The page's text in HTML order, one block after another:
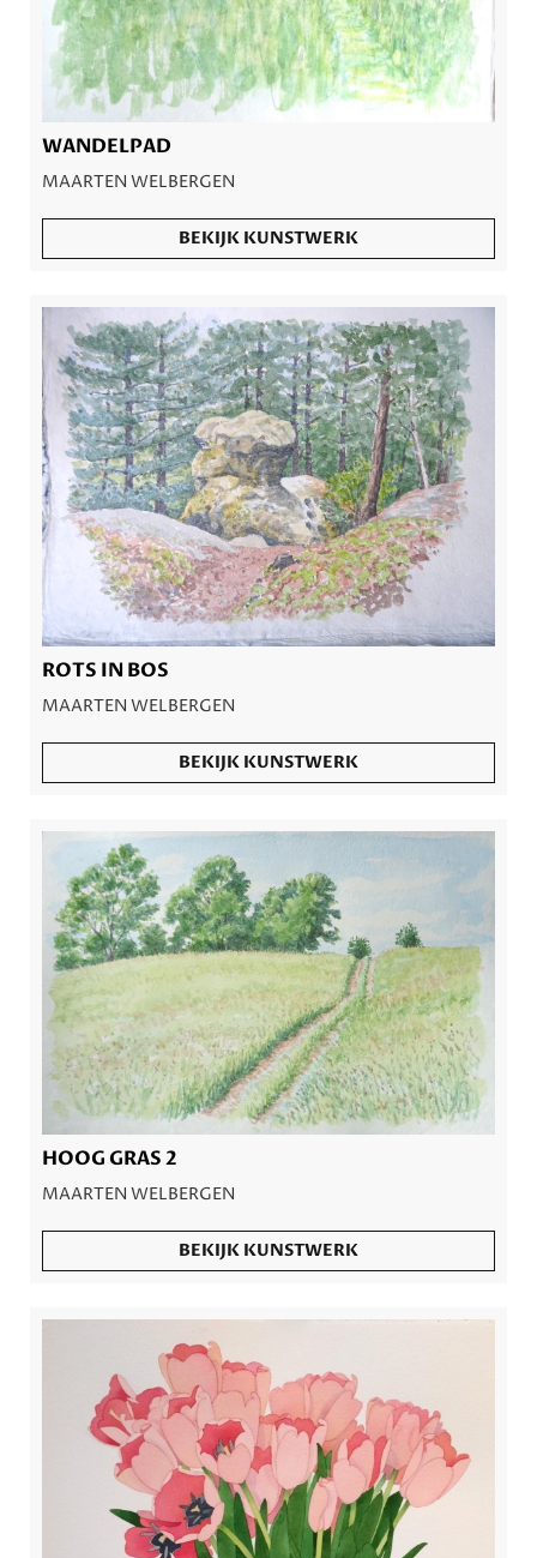
WANDELPAD
MAARTEN WELBERGEN
BEKIJK KUNSTWERK
ROTS IN BOS
MAARTEN WELBERGEN
BEKIJK KUNSTWERK
HOOG GRAS 2
MAARTEN WELBERGEN
BEKIJK KUNSTWERK